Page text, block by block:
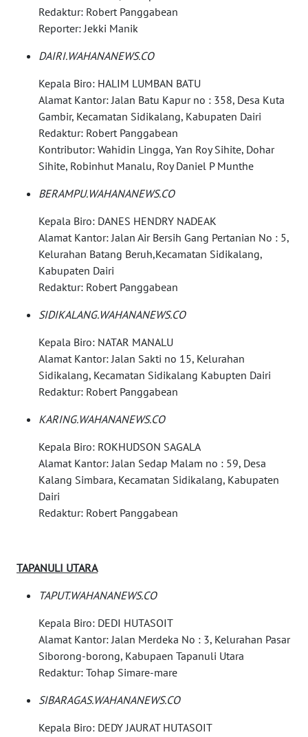
Redaktur: Robert Panggabean
Reporter: Jekki Manik
DAIRI.WAHANANEWS.CO
Kepala Biro: HALIM LUMBAN BATU
Alamat Kantor: Jalan Batu Kapur no : 358, Desa Kuta
Gambir, Kecamatan Sidikalang, Kabupaten Dairi
Redaktur: Robert Panggabean
Kontributor: Wahidin Lingga, Yan Roy Sihite, Dohar
Sihite, Robinhut Manalu, Roy Daniel P Munthe
BERAMPU.WAHANANEWS.CO
Kepala Biro: DANES HENDRY NADEAK
Alamat Kantor: Jalan Air Bersih Gang Pertanian No : 5,
Kelurahan Batang Beruh,Kecamatan Sidikalang,
Kabupaten Dairi
Redaktur: Robert Panggabean
SIDIKALANG.WAHANANEWS.CO
Kepala Biro: NATAR MANALU
Alamat Kantor: Jalan Sakti no 15, Kelurahan
Sidikalang, Kecamatan Sidikalang Kabupten Dairi
Redaktur: Robert Panggabean
KARING.WAHANANEWS.CO
Kepala Biro: ROKHUDSON SAGALA
Alamat Kantor: Jalan Sedap Malam no : 59, Desa
Kalang Simbara, Kecamatan Sidikalang, Kabupaten
Dairi
Redaktur: Robert Panggabean
TAPANULI UTARA
TAPUT.WAHANANEWS.CO
Kepala Biro: DEDI HUTASOIT
Alamat Kantor: Jalan Merdeka No : 3, Kelurahan Pasar
Siborong-borong, Kabupaen Tapanuli Utara
Redaktur: Tohap Simare-mare
SIBARAGAS.WAHANANEWS.CO
Kepala Biro: DEDY JAURAT HUTASOIT
WN
WN
INDRAMAYU
WN
KUNINGAN
MAJALENGKA
WN
SUBANG
WN
WN
PURWAKARTA
WN
TIMUR
WN
SEMARANG
WN
SOLO
BOROBUDUR
MADURA
WN
SURABAYA
WN
NATUNA